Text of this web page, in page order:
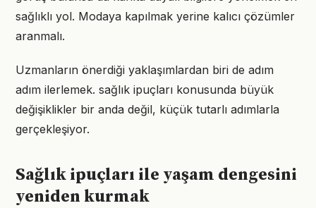
sağlıklı yol. Modaya kapılmak yerine kalıcı çözümler
aranmalı.
Uzmanların önerdiği yaklaşımlardan biri de adım
adım ilerlemek. sağlık ipuçları konusunda büyük
değişiklikler bir anda değil, küçük tutarlı adımlarla
gerçekleşiyor.
Sağlık ipuçları ile yaşam dengesini
yeniden kurmak